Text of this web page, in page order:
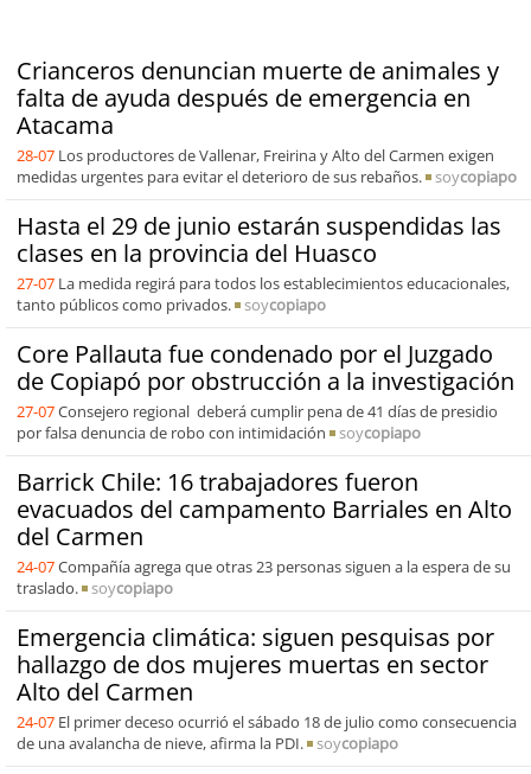
Crianceros denuncian muerte de animales y
falta de ayuda después de emergencia en
Atacama
28-07 Los productores de Vallenar, Freirina y Alto del Carmen exigen
medidas urgentes para evitar el deterioro de sus rebaños.
soycopiapo
Hasta el 29 de junio estarán suspendidas las
clases en la provincia del Huasco
27-07 La medida regirá para todos los establecimientos educacionales,
tanto públicos como privados.
soycopiapo
Core Pallauta fue condenado por el Juzgado
de Copiapó por obstrucción a la investigación
27-07Consejero regional deberá cumplir pena de 41 días de presidio
por falsa denuncia de robo con intimidación
soycopiapo
Barrick Chile: 16 trabajadores fueron
evacuados del campamento Barriales en Alto
del Carmen
24-07Compañía agrega que otras 23 personas siguen a la espera de su
traslado.
soycopiapo
Emergencia climática: siguen pesquisas por
hallazgo de dos mujeres muertas en sector
Alto del Carmen
24-07 El primer deceso ocurrió el sábado 18 de julio como consecuencia
de una avalancha de nieve, afirma la PDI.
soycopiapo